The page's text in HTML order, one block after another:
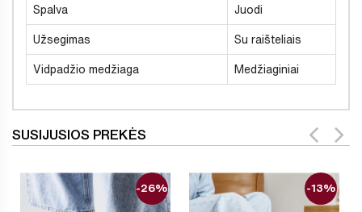
Spalva Juodi
Užsegimas Su raišteliais
Vidpadžio medžiaga Medžiaginiai
SUSIJUSIOS PREKĖS
-26% -13%